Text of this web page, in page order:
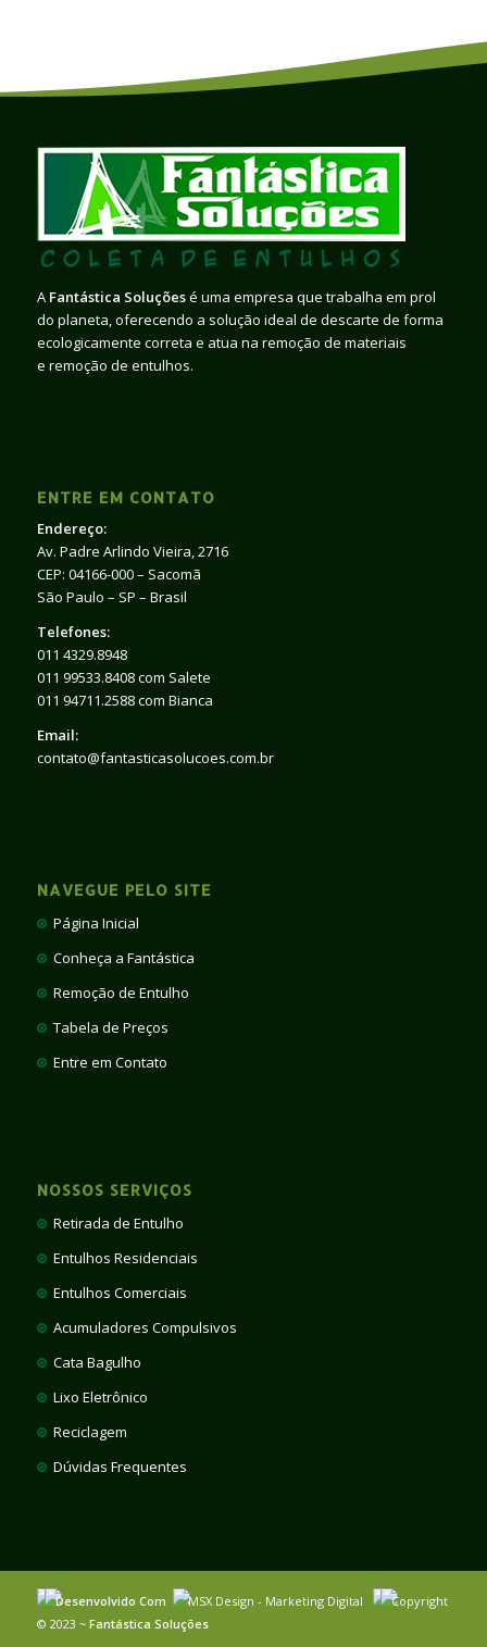
A Fantástica Soluçõesé uma empresa que trabalha em prol
do planeta, oferecendo a solução ideal de descarte de forma
ecologicamente correta e atua na remoção de materiais
e remoção de entulhos.
ENTRE EM CONTATO
Endereço:
Av. Padre Arlindo Vieira, 2716
CEP: 04166-000 – Sacomã
São Paulo – SP – Brasil
Telefones:
011 4329.8948
011 99533.8408 com Salete
011 94711.2588 com Bianca
Email:
contato@fantasticasolucoes.com.br
NAVEGUE PELO SITE
Página Inicial
Conheça a Fantástica
Remoção de Entulho
Tabela de Preços
Entre em Contato
NOSSOS SERVIÇOS
Retirada de Entulho
Entulhos Residenciais
Entulhos Comerciais
Acumuladores Compulsivos
Cata Bagulho
Lixo Eletrônico
Reciclagem
Dúvidas Frequentes
Desenvolvido Com MSX Design - Marketing Digital
Copyright
© 2023 ~ Fantástica Soluções